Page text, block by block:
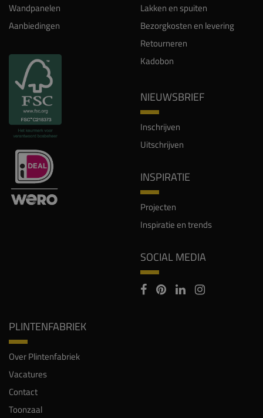
Wandpanelen
Aanbiedingen
Lakken en spuiten
Bezorgkosten en levering
Retourneren
Kadobon
NIEUWSBRIEF
Inschrijven
Uitschrijven
INSPIRATIE
Projecten
Inspiratie en trends
SOCIAL MEDIA
PLINTENFABRIEK
Over Plintenfabriek
Vacatures
Contact
Toonzaal